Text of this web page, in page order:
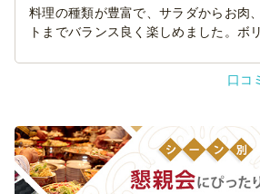
料理の種類が豊富で、サラダからお肉
トまでバランス良く楽しめました。ボ
口コ